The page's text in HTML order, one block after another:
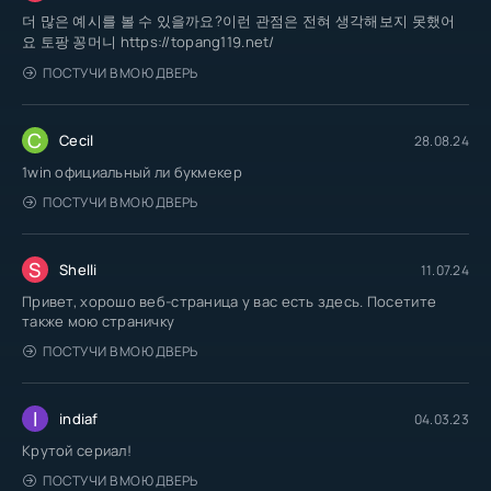
더 많은 예시를 볼 수 있을까요?이런 관점은 전혀 생각해보지 못했어
요 토팡 꽁머니 https://topang119.net/
ПОСТУЧИ В МОЮ ДВЕРЬ
C Cecil 28.08.24
1win официальный ли букмекер
ПОСТУЧИ В МОЮ ДВЕРЬ
S Shelli 11.07.24
Привет, хорошо веб-страница у вас есть здесь. Посетите
также мою страничку
ПОСТУЧИ В МОЮ ДВЕРЬ
I indiaf 04.03.23
Крутой сериал!
ПОСТУЧИ В МОЮ ДВЕРЬ